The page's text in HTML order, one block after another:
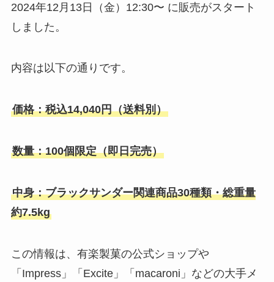
2024年12月13日（金）12:30〜 に販売がスタート
しました。
内容は以下の通りです。
価格：税込14,040円（送料別）
数量：100個限定（即日完売）
中身：ブラックサンダー関連商品30種類・総重量
約7.5kg
この情報は、有楽製菓の公式ショップや
「Impress」「Excite」「macaroni」などの大手メ